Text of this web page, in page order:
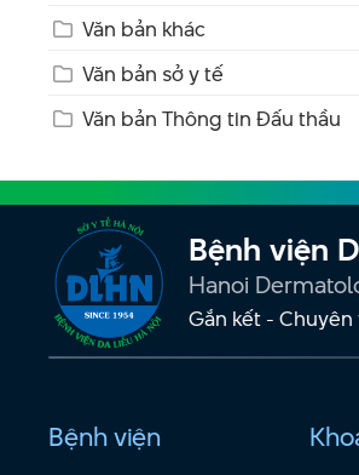
Văn bản khác
Văn bản sở y tế
Văn bản Thông tin Đấu thầu
Bệnh viện
Hanoi
Gắn kết -
Bệnh viện